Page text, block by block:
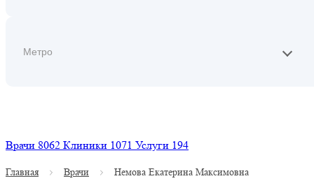
Врачи 8062 Клиники 1071 Услуги 194
Главная Врачи Немова Екатерина Максимовна